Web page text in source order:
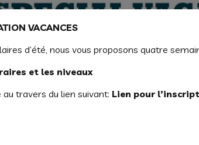
VACANCES
d’été, nous vous proposons quatre
et les niveaux
au travers du lien suivant: Lien pour